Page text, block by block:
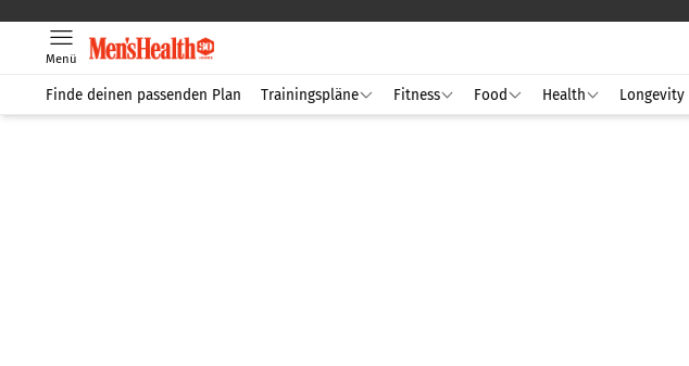
Menü
Finde deinen passenden Plan Trainingspläne Fitness Food Health Longevity